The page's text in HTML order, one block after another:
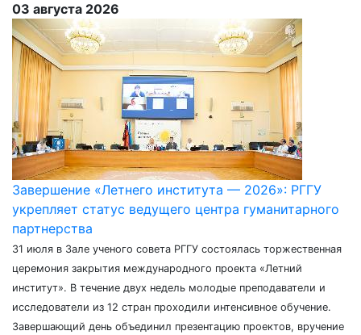
03 августа 2026
Завершение «Летнего института — 2026»: РГГУ
укрепляет статус ведущего центра гуманитарного
партнерства
31 июля в Зале ученого совета РГГУ состоялась торжественная
церемония закрытия международного проекта «Летний
институт». В течение двух недель молодые преподаватели и
исследователи из 12 стран проходили интенсивное обучение.
Завершающий день объединил презентацию проектов, вручение